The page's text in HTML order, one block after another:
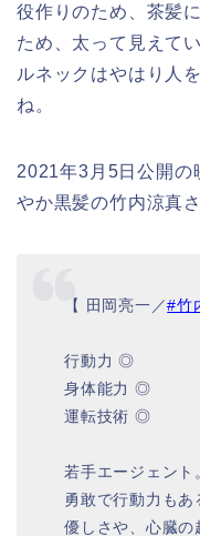
役作りのため、茶髪
ため、太って見えて
ルネックはやはり人
ね。
2021年3月5日公開の
やか黒髪の竹内涼真
【 田岡亮一／#竹
行動力 ◎
身体能力 ◎
運転技術 ◎
若手エージェント
勇敢で行動力も
優しさや、心臓の